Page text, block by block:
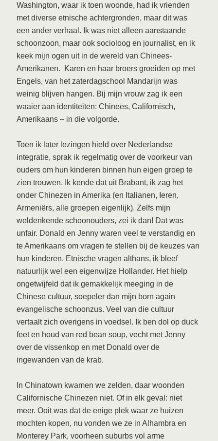
Washington, waar ik toen woonde, had ik vrienden
met diverse etnische achtergronden, maar dit was
een ander verhaal. Ik was niet alleen aanstaande
schoonzoon, maar ook socioloog en journalist, en ik
keek mijn ogen uit in de wereld van Chinees-
Amerikanen. Karen en haar broers groeiden op met
Engels, van het zaterdagschool Mandarijn was
weinig blijven hangen. Bij mijn vrouw zag ik een
waaier aan identiteiten: Chinees, Californisch,
Amerikaans – in die volgorde.
Toen ik later lezingen hield over Nederlandse
integratie, sprak ik regelmatig over de voorkeur van
ouders om hun kinderen binnen hun eigen groep te
zien trouwen. Ik kende dat uit Brabant, ik zag het
onder Chinezen in Amerika (en Italianen, Ieren,
Armeniërs, alle groepen eigenlijk). Zelfs mijn
weldenkende schoonouders, zei ik dan! Dat was
unfair. Donald en Jenny waren veel te verstandig en
te Amerikaans om vragen te stellen bij de keuzes van
hun kinderen. Etnische vragen althans, ik bleef
natuurlijk wel een eigenwijze Hollander. Het hielp
ongetwijfeld dat ik gemakkelijk meeging in de
Chinese cultuur, soepeler dan mijn born again
evangelische schoonzus. Veel van die cultuur
vertaalt zich overigens in voedsel. Ik ben dol op duck
feet en houd van red bean soup, vecht met Jenny
over de vissenkop en met Donald over de
ingewanden van de krab.
In Chinatown kwamen we zelden, daar woonden
Californische Chinezen niet. Of in elk geval: niet
meer. Ooit was dat de enige plek waar ze huizen
mochten kopen, nu vonden we ze in Alhambra en
Monterey Park, voorheen suburbs vol arme